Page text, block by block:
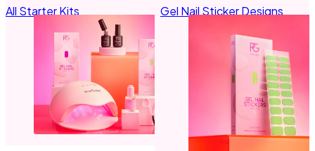
Manicure Essentials
LED Lamps
LED Lamps
Value bundles
Top Coat the Podcast
All Starter Kits
Gel Nail Sticker Designs